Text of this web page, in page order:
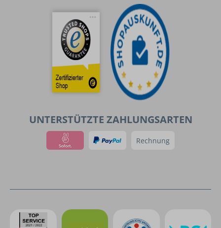
UNTERSTÜTZTE ZAHLUNGSARTEN
Rechnung